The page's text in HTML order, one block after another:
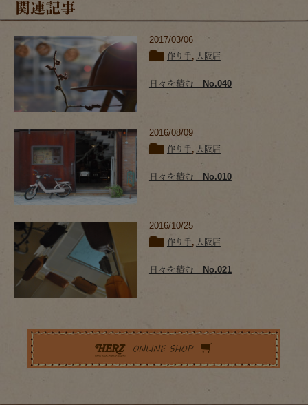
関連記事
2017/03/06
作り手, 大阪店
日々を積む No.040
2016/08/09
作り手, 大阪店
日々を積む No.010
2016/10/25
作り手, 大阪店
日々を積む No.021